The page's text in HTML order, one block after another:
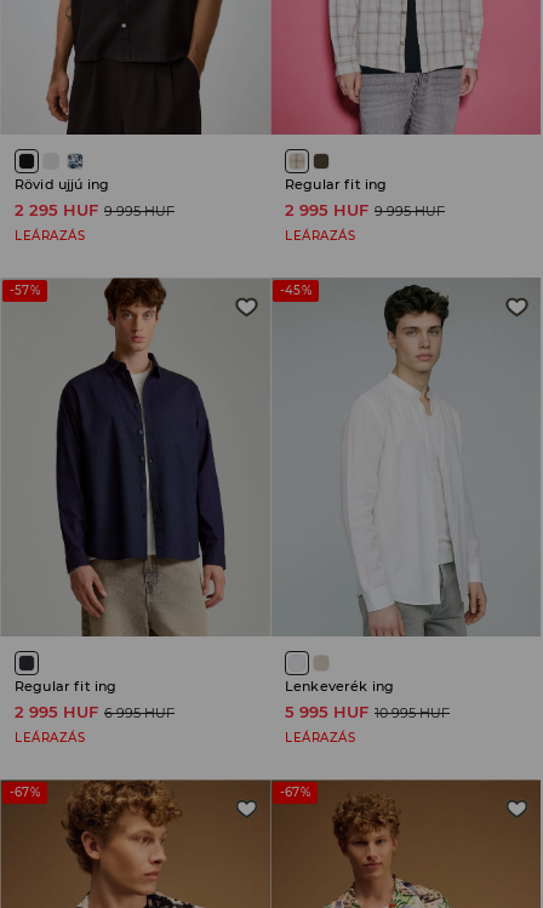
Rövid ujjú ing
2 295 HUF 9 995 HUF
LEÁRAZÁS
Regular fit ing
2 995 HUF 9 995 HUF
LEÁRAZÁS
-57%
Regular fit ing
2 995 HUF 6 995 HUF
LEÁRAZÁS
-45%
Lenkeverék ing
5 995 HUF 10 995 HUF
LEÁRAZÁS
-67% -67%